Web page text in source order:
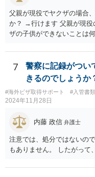
父親が現役でヤクザの場合
か？ →行けます 父親が現役
ザの子供ができないことは
7
警察に記録がつい
きるのでしょうか
#海外ビザ取得サポート #入管書
2024年11月28日
内藤 政信 弁護士
注意では、処分ではないの
もありません。 したがって